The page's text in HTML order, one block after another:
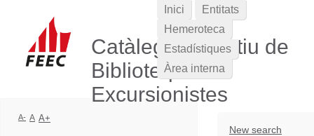
Catàleg Col·lectiu de
Biblioteques
Excursionistes
New search
Inici
Entitats
Hemeroteca
Estadístiques
Àrea interna
A- A A+